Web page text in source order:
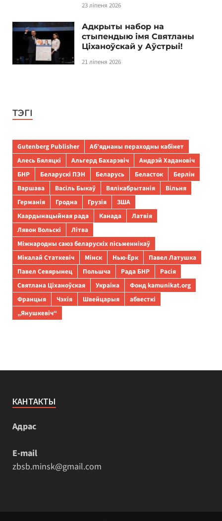
23 ліпеня 2026
Адкрыты набор на
стыпендыю імя Святланы
Ціханоўскай у Аўстрыі!
21 ліпеня 2026
ТЭГІ
Gutenberg Publisher
Аб’яднаны пераходны кабінет
Алесь Бяляцкі
Альгерд Бахарэвіч
Андрэй Хадановіч
БНР
Беларускі ПЭН Беларусь Беласток
Берлін
Варшава
Васіль Быкаў Вялікабрытанія
Вільня
Германія
Гродна Грузія
ЗША
Каардынацыйная рада
Канада
Латвія
Лявон Вольскі
Літва
Міжнародны саюз беларускіх пісьменнікаў
Мікалай Статкевіч
Мінск Нью-Ёрк
Павел Латушка
Павел Севярынец
Польшча Рада БНР
Расія
Святлана Ціханоўская
Украіна
Фонд kamunikat.org
Францыя
Чэхія Швейцарыя
абвесткі
„Янушкевіч“
КАНТАКТЫ
Адрас
E-mail
zbsb.minsk@gmail.com